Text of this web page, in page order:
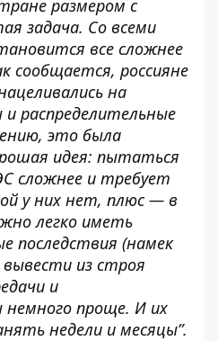
размером с
задача. Со всеми
все сложнее
сообщается, россияне
на
распределительные
это была
идея: пытаться
сложнее и требует
у них нет, плюс — в
легко иметь
последствия (намек
из строя
и
проще. И их
недели и месяцы”.